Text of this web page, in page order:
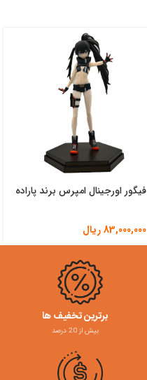
فیگور اورجینال امپرس برند پاراده
83,000,000ریال
برترین تخفیف ها
بیش از 20 درصد